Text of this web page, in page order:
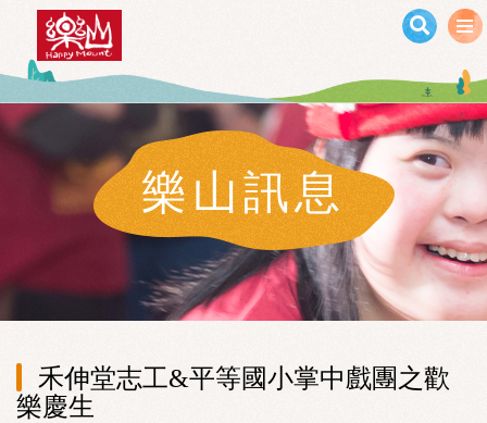
移至主內容
樂山訊息
禾伸堂志工&平等國小掌中戲團之歡
樂慶生